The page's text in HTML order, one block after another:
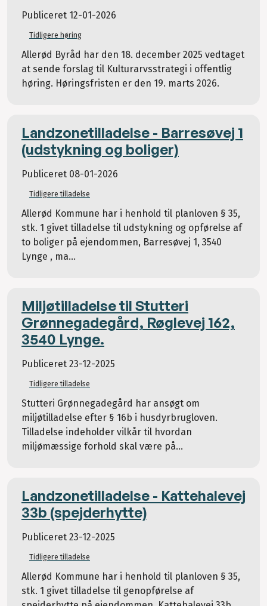
Publiceret 12-01-2026
Tidligere høring
Allerød Byråd har den 18. december 2025 vedtaget
at sende forslag til Kulturarvsstrategi i offentlig
høring. Høringsfristen er den 19. marts 2026.
Landzonetilladelse - Barresøvej 1
(udstykning og boliger)
Publiceret 08-01-2026
Tidligere tilladelse
Allerød Kommune har i henhold til planloven § 35,
stk. 1 givet tilladelse til udstykning og opførelse af
to boliger på ejendommen, Barresøvej 1, 3540
Lynge , ma...
Miljøtilladelse til Stutteri
Grønnegadegård, Røglevej 162,
3540 Lynge.
Publiceret 23-12-2025
Tidligere tilladelse
Stutteri Grønnegadegård har ansøgt om
miljøtilladelse efter § 16b i husdyrbrugloven.
Tilladelse indeholder vilkår til hvordan
miljømæssige forhold skal være på...
Landzonetilladelse - Kattehalevej
33b (spejderhytte)
Publiceret 23-12-2025
Tidligere tilladelse
Allerød Kommune har i henhold til planloven § 35,
stk. 1 givet tilladelse til genopførelse af